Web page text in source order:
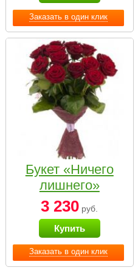
Заказать в один клик
Заказать в один клик
Букет «Ничего
лишнего»
3 230 руб.
Купить